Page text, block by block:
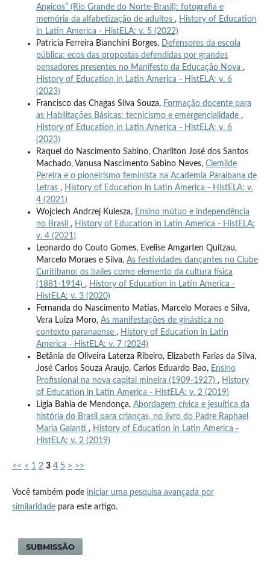
Angicos” (Rio Grande do Norte-Brasil): fotografia e
memória da alfabetização de adultos , History of Education
in Latin America - HistELA: v. 5 (2022)
Patricia Ferreira Bianchini Borges,
Defensores da escola
pública: ecos das propostas defendidas por grandes
pensadores presentes no Manifesto da Educação Nova ,
History of Education in Latin America - HistELA: v. 6
(2023)
Francisco das Chagas Silva Souza, Formação docente para
as Habilitações Básicas: tecnicismo e emergencialidade ,
History of Education in Latin America - HistELA: v. 6
(2023)
Raquel do Nascimento Sabino, Charliton José dos Santos
Machado, Vanusa Nascimento Sabino Neves, Clemilde
Pereira e o pioneirismo feminista na Academia Paraibana de
Letras , History of Education in Latin America - HistELA: v.
4 (2021)
Wojciech Andrzej Kulesza, Ensino mútuo e independência
no Brasil , History of Education in Latin America - HistELA:
v. 4 (2021)
Leonardo do Couto Gomes, Evelise Amgarten Quitzau,
Marcelo Moraes e Silva, As festividades dançantes no Clube
Curitibano: os bailes como elemento da cultura física
(1881-1914) , History of Education in Latin America -
HistELA: v. 3 (2020)
Fernanda do Nascimento Matias, Marcelo Moraes e Silva,
Vera Luiza Moro, As manifestações de ginástica no
contexto paranaense , History of Education in Latin
America - HistELA: v. 7 (2024)
Betânia de Oliveira Laterza Ribeiro, Elizabeth Farias da Silva,
José Carlos Souza Araujo, Carlos Eduardo Bao, Ensino
Profissional na nova capital mineira (1909-1927) , History
of Education in Latin America - HistELA: v. 2 (2019)
Ligia Bahia de Mendonça, Abordagem cívica e jesuítica da
história do Brasil para crianças, no livro do Padre Raphael
Maria Galanti , History of Education in Latin America -
HistELA: v. 2 (2019)
<< < 1 2 3 4 5 > >>
Você também pode iniciar uma pesquisa avançada por
similaridadepara este artigo.
SUBMISSÃO